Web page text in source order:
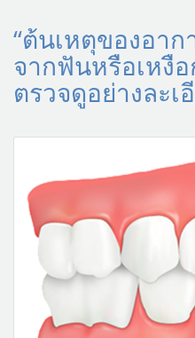
“ต้นเหตุของอา
จากฟันหรือเหงื
ตรวจดูอย่างละเ